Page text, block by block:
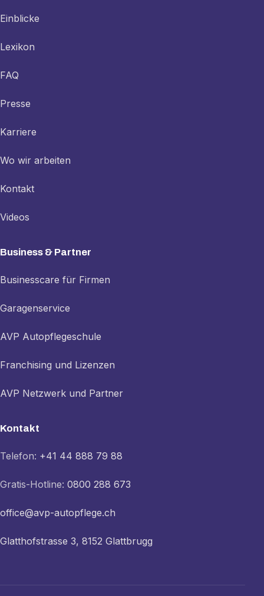
Einblicke
Lexikon
FAQ
Presse
Karriere
Wo wir arbeiten
Kontakt
Videos
Business & Partner
Businesscare für Firmen
Garagenservice
AVP Autopflegeschule
Franchising und Lizenzen
AVP Netzwerk und Partner
Kontakt
Telefon: +41 44 888 79 88
Gratis-Hotline: 0800 288 673
office@avp-autopflege.ch
Glatthofstrasse 3, 8152 Glattbrugg